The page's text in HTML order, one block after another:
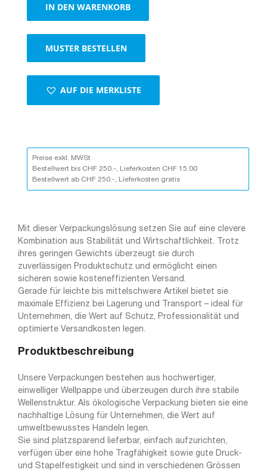
anthrazit,
1
Flasche
Menge
IN DEN WARENKORB
MUSTER BESTELLEN
AUF DIE MERKLISTE
Preise exkl. MWSt
Bestellwert bis CHF 250.-, Lieferkosten CHF 15.00
Bestellwert ab CHF 250.-, Lieferkosten gratis
Mit dieser Verpackungslösung setzen Sie auf eine clevere
Kombination aus Stabilität und Wirtschaftlichkeit. Trotz
ihres geringen Gewichts überzeugt sie durch
zuverlässigen Produktschutz und ermöglicht einen
sicheren sowie kosteneffizienten Versand.
Gerade für leichte bis mittelschwere Artikel bietet sie
maximale Effizienz bei Lagerung und Transport – ideal für
Unternehmen, die Wert auf Schutz, Professionalität und
optimierte Versandkosten legen.
Produktbeschreibung
Unsere Verpackungen bestehen aus hochwertiger,
einwelliger Wellpappe und überzeugen durch ihre stabile
Wellenstruktur. Als ökologische Verpackung bieten sie eine
nachhaltige Lösung für Unternehmen, die Wert auf
umweltbewusstes Handeln legen.
Sie sind platzsparend lieferbar, einfach aufzurichten,
verfügen über eine hohe Tragfähigkeit sowie gute Druck-
und Stapelfestigkeit und sind in verschiedenen Grössen